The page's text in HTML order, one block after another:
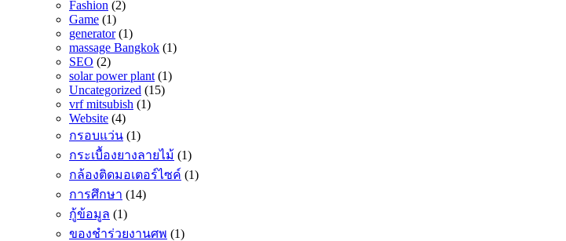
Fashion (2)
Game (1)
generator(1)
massage Bangkok (1)
SEO (2)
solar power plant (1)
Uncategorized (15)
vrf mitsubish (1)
Website (4)
กรอบแว่น (1)
กระเบื้องยางลายไม้ (1)
กล้องติดมอเตอร์ไซค์ (1)
การศึกษา (14)
กู้ข้อมูล (1)
ของชำร่วยงานศพ (1)